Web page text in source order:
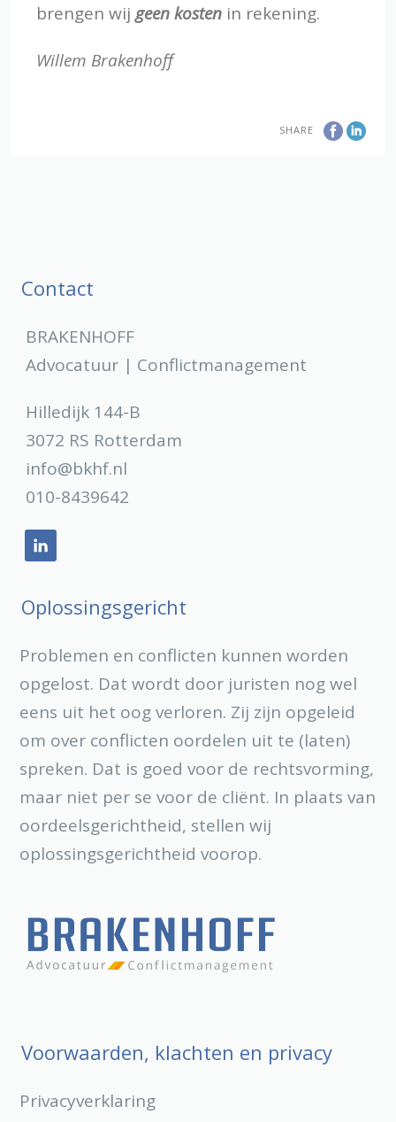
brengen wijgeen kosten in rekening.
Willem Brakenhoff
SHARE
Contact
BRAKENHOFF
Advocatuur | Conflictmanagement
Hilledijk 144-B
3072 RS Rotterdam
info@bkhf.nl
010-8439642
Oplossingsgericht
Problemen en conflicten kunnen worden
opgelost. Dat wordt door juristen nog wel
eens uit het oog verloren. Zij zijn opgeleid
om over conflicten oordelen uit te (laten)
spreken. Dat is goed voor de rechtsvorming,
maar niet per se voor de cliënt. In plaats van
oordeelsgerichtheid, stellen wij
oplossingsgerichtheid voorop.
Voorwaarden, klachten en privacy
Privacyverklaring